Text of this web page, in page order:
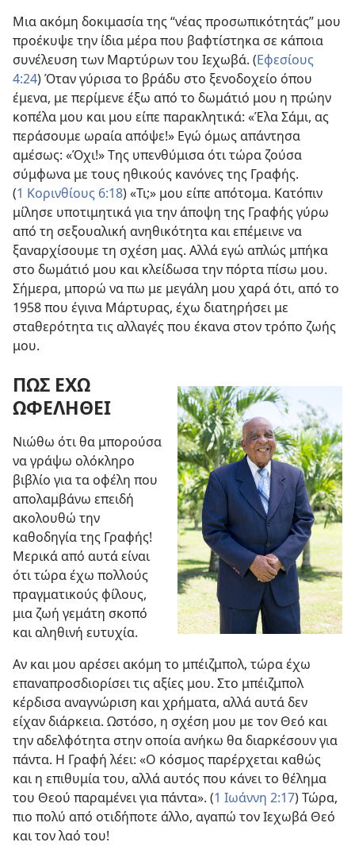
Μια ακόμη δοκιμασία της “νέας προσωπικότητάς” μου
προέκυψε την ίδια μέρα που βαφτίστηκα σε κάποια
συνέλευση των Μαρτύρων του Ιεχωβά. (Εφεσίους
4:24) Όταν γύρισα το βράδυ στο ξενοδοχείο όπου
έμενα, με περίμενε έξω από το δωμάτιό μου η πρώην
κοπέλα μου και μου είπε παρακλητικά: «Έλα Σάμι, ας
περάσουμε ωραία απόψε!» Εγώ όμως απάντησα
αμέσως: «Όχι!» Της υπενθύμισα ότι τώρα ζούσα
σύμφωνα με τους ηθικούς κανόνες της Γραφής.
(1 Κορινθίους 6:18) «Τι;» μου είπε απότομα. Κατόπιν
μίλησε υποτιμητικά για την άποψη της Γραφής γύρω
από τη σεξουαλική ανηθικότητα και επέμεινε να
ξαναρχίσουμε τη σχέση μας. Αλλά εγώ απλώς μπήκα
στο δωμάτιό μου και κλείδωσα την πόρτα πίσω μου.
Σήμερα, μπορώ να πω με μεγάλη μου χαρά ότι, από το
1958 που έγινα Μάρτυρας, έχω διατηρήσει με
σταθερότητα τις αλλαγές που έκανα στον τρόπο ζωής
μου.
ΠΩΣ ΕΧΩ
ΩΦΕΛΗΘΕΙ
Νιώθω ότι θα μπορούσα
να γράψω ολόκληρο
βιβλίο για τα οφέλη που
απολαμβάνω επειδή
ακολουθώ την
καθοδηγία της Γραφής!
Μερικά από αυτά είναι
ότι τώρα έχω πολλούς
πραγματικούς φίλους,
μια ζωή γεμάτη σκοπό
και αληθινή ευτυχία.
Αν και μου αρέσει ακόμη το μπέιζμπολ, τώρα έχω
επαναπροσδιορίσει τις αξίες μου. Στο μπέιζμπολ
κέρδισα αναγνώριση και χρήματα, αλλά αυτά δεν
είχαν διάρκεια. Ωστόσο, η σχέση μου με τον Θεό και
την αδελφότητα στην οποία ανήκω θα διαρκέσουν για
πάντα. Η Γραφή λέει: «Ο κόσμος παρέρχεται καθώς
και η επιθυμία του, αλλά αυτός που κάνει το θέλημα
του Θεού παραμένει για πάντα». (1 Ιωάννη 2:17) Τώρα,
πιο πολύ από οτιδήποτε άλλο, αγαπώ τον Ιεχωβά Θεό
και τον λαό του!